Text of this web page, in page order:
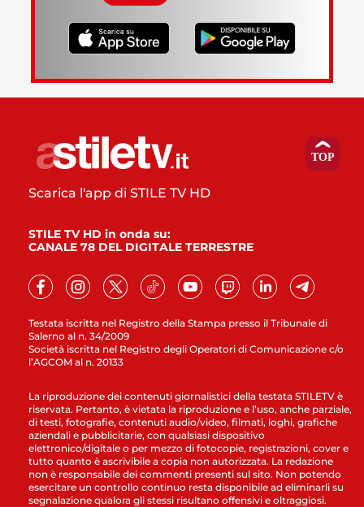
Testata iscritta nel Registro della Stampa presso il Tribunale di
Salerno al n. 34/2009
Società iscritta nel Registro degli Operatori di Comunicazione c/o
l’AGCOM al n. 20133
Scarica l'app di STILE TV HD
STILE TV HD in onda su:
CANALE 78 DEL DIGITALE TERRESTRE
La riproduzione dei contenuti giornalistici della testata STILETV è
riservata. Pertanto, è vietata la riproduzione e l’uso, anche parziale,
di testi, fotografie, contenuti audio/video, filmati, loghi, grafiche
aziendali e pubblicitarie, con qualsiasi dispositivo
elettronico/digitale o per mezzo di fotocopie, registrazioni, cover e
tutto quanto è ascrivibile a copia non autorizzata. La redazione
non è responsabile dei commenti presenti sul sito. Non potendo
esercitare un controllo continuo resta disponibile ad eliminarli su
segnalazione qualora gli stessi risultano offensivi e oltraggiosi.